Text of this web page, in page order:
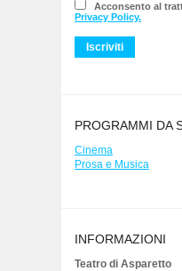
Acconsento al
Privacy Policy.
PROGRAMMI DA
Cinema
Prosa e Musica
INFORMAZIONI
Teatro di Asparetto